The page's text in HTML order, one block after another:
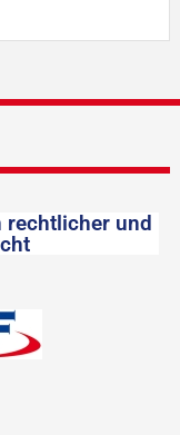
rechtlicher und